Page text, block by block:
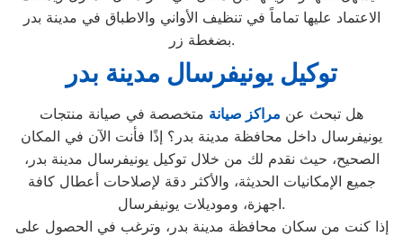
الاعتماد عليها تماماً في تنظيف الأواني والاطباق في مدينة بدر
بضغطة زر.
توكيل يونيفرسال مدينة بدر
هل تبحث عن مراكز صيانة متخصصة في صيانة منتجات
يونيفرسال داخل محافظة مدينة بدر؟ إذًا فأنت الآن في المكان
الصحيح، حيث نقدم لك من خلال توكيل يونيفرسال مدينة بدر،
جميع الإمكانيات الحديثة، والأكثر دقة لإصلاحات أعطال كافة
اجهزة، وموديلات يونيفرسال.
إذا كنت من سكان محافظة مدينة بدر، وترغب في الحصول على